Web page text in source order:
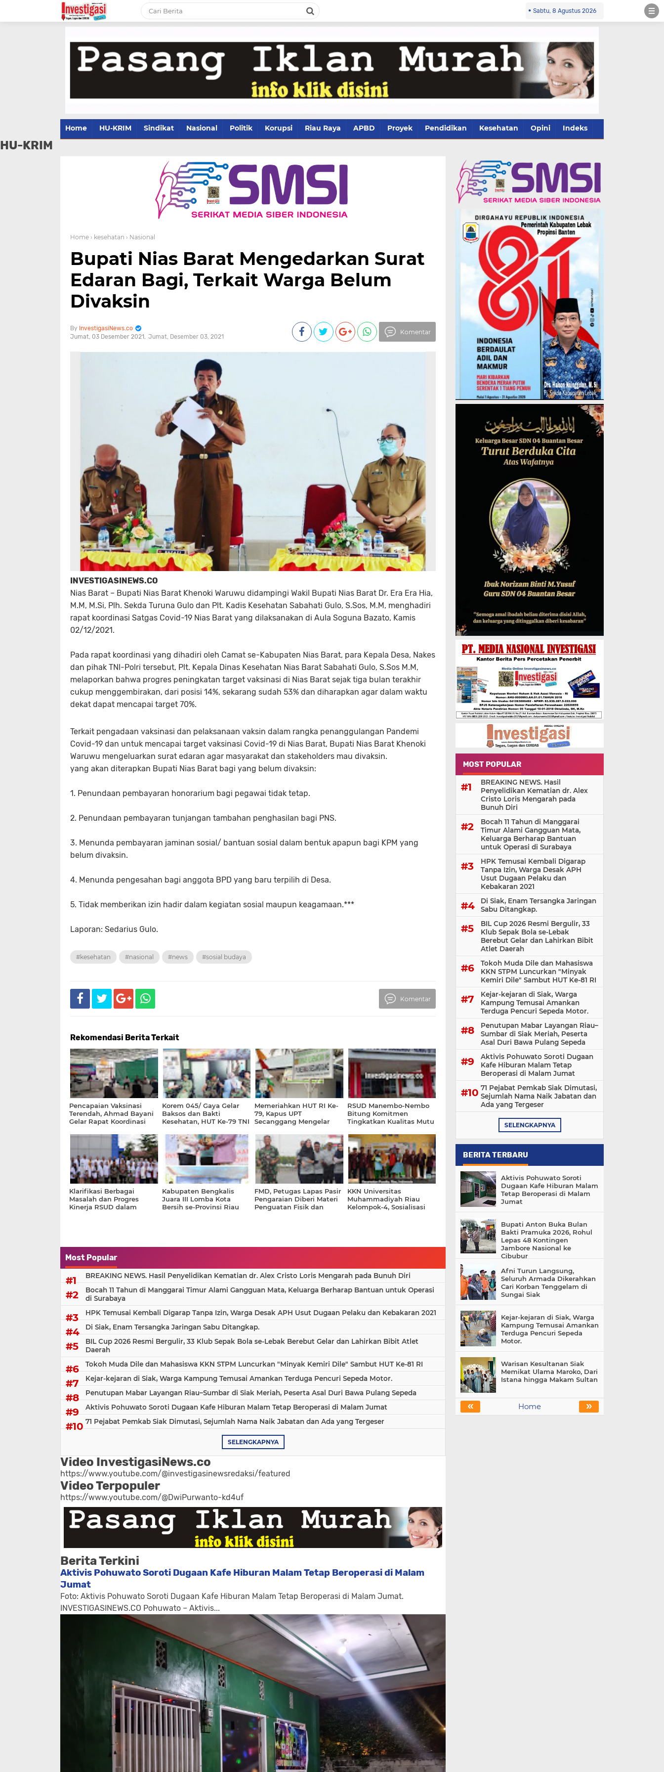
Sabtu, 8 Agustus 2026
Home HU-KRIM Sindikat Nasional Politik Korupsi Riau Raya APBD Proyek Pendidikan Kesehatan Opini Indeks
HU-KRIM
Home › kesehatan › Nasional
Bupati Nias Barat Mengedarkan Surat
Edaran Bagi, Terkait Warga Belum
Divaksin
InvestigasiNews.co
Jumat, 03 Desember 2021
Jumat, Desember 03, 2021
Komentar
INVESTIGASINEWS.CO
Nias Barat – Bupati Nias Barat Khenoki Waruwu didampingi Wakil Bupati Nias Barat Dr. Era Era Hia,
M.M, M.Si, Plh. Sekda Turuna Gulo dan Plt. Kadis Kesehatan Sabahati Gulo, S.Sos, M.M, menghadiri
rapat koordinasi Satgas Covid-19 Nias Barat yang dilaksanakan di Aula Soguna Bazato, Kamis
02/12/2021.
Pada rapat koordinasi yang dihadiri oleh Camat se-Kabupaten Nias Barat, para Kepala Desa, Nakes
dan pihak TNI-Polri tersebut, Plt. Kepala Dinas Kesehatan Nias Barat Sabahati Gulo, S.Sos M.M,
melaporkan bahwa progres peningkatan target vaksinasi di Nias Barat sejak tiga bulan terakhir
cukup menggembirakan, dari posisi 14%, sekarang sudah 53% dan diharapkan agar dalam waktu
dekat dapat mencapai target 70%.
Terkait pengadaan vaksinasi dan pelaksanaan vaksin dalam rangka penanggulangan Pandemi
Covid-19 dan untuk mencapai target vaksinasi Covid-19 di Nias Barat, Bupati Nias Barat Khenoki
Waruwu mengeluarkan surat edaran agar masyarakat dan stakeholders mau divaksin.
yang akan diterapkan Bupati Nias Barat bagi yang belum divaksin:
1. Penundaan pembayaran honorarium bagi pegawai tidak tetap.
2. Penundaan pembayaran tunjangan tambahan penghasilan bagi PNS.
3. Menunda pembayaran jaminan sosial/ bantuan sosial dalam bentuk apapun bagi KPM yang
belum divaksin.
4. Menunda pengesahan bagi anggota BPD yang baru terpilih di Desa.
5. Tidak memberikan izin hadir dalam kegiatan sosial maupun keagamaan.***
Laporan: Sedarius Gulo.
#kesehatan #nasional #news #sosial budaya
Komentar
Rekomendasi Berita Terkait
Pencapaian Vaksinasi
Terendah, Ahmad Bayani
Gelar Rapat Koordinasi
Korem 045/ Gaya Gelar
Baksos dan Bakti
Kesehatan, HUT Ke-79 TNI
Memeriahkan HUT RI Ke-
79, Kapus UPT
Secanggang Mengelar
Perlombaan
RSUD Manembo-Nembo
Bitung Komitmen
Tingkatkan Kualitas Mutu
Klarifikasi Berbagai
Masalah dan Progres
Kinerja RSUD dalam
Kabupaten Bengkalis
Juara III Lomba Kota
Bersih se-Provinsi Riau
FMD, Petugas Lapas Pasir
Pengaraian Diberi Materi
Penguatan Fisik dan
KKN Universitas
Muhammadiyah Riau
Kelompok-4, Sosialisasi
Most Popular
BREAKING NEWS. Hasil Penyelidikan Kematian dr. Alex Cristo Loris Mengarah pada Bunuh Diri
Bocah 11 Tahun di Manggarai Timur Alami Gangguan Mata, Keluarga Berharap Bantuan untuk Operasi
di Surabaya
HPK Temusai Kembali Digarap Tanpa Izin, Warga Desak APH Usut Dugaan Pelaku dan Kebakaran 2021
Di Siak, Enam Tersangka Jaringan Sabu Ditangkap.
BIL Cup 2026 Resmi Bergulir, 33 Klub Sepak Bola se-Lebak Berebut Gelar dan Lahirkan Bibit Atlet
Daerah
Tokoh Muda Dile dan Mahasiswa KKN STPM Luncurkan "Minyak Kemiri Dile" Sambut HUT Ke-81 RI
Kejar-kejaran di Siak, Warga Kampung Temusai Amankan Terduga Pencuri Sepeda Motor.
Penutupan Mabar Layangan Riau–Sumbar di Siak Meriah, Peserta Asal Duri Bawa Pulang Sepeda
Aktivis Pohuwato Soroti Dugaan Kafe Hiburan Malam Tetap Beroperasi di Malam Jumat
71 Pejabat Pemkab Siak Dimutasi, Sejumlah Nama Naik Jabatan dan Ada yang Tergeser
SELENGKAPNYA
Video InvestigasiNews.co
https://www.youtube.com/@investigasinewsredaksi/featured
Video Terpopuler
https://www.youtube.com/@DwiPurwanto-kd4uf
Berita Terkini
Aktivis Pohuwato Soroti Dugaan Kafe Hiburan Malam Tetap Beroperasi di Malam
Jumat
Foto: Aktivis Pohuwato Soroti Dugaan Kafe Hiburan Malam Tetap Beroperasi di Malam Jumat.
INVESTIGASINEWS.CO Pohuwato – Aktivis...
MOST POPULAR
BREAKING NEWS. Hasil
Penyelidikan Kematian dr. Alex
Cristo Loris Mengarah pada
Bunuh Diri
Bocah 11 Tahun di Manggarai
Timur Alami Gangguan Mata,
Keluarga Berharap Bantuan
untuk Operasi di Surabaya
HPK Temusai Kembali Digarap
Tanpa Izin, Warga Desak APH
Usut Dugaan Pelaku dan
Kebakaran 2021
Di Siak, Enam Tersangka Jaringan
Sabu Ditangkap.
BIL Cup 2026 Resmi Bergulir, 33
Klub Sepak Bola se-Lebak
Berebut Gelar dan Lahirkan Bibit
Atlet Daerah
Tokoh Muda Dile dan Mahasiswa
KKN STPM Luncurkan "Minyak
Kemiri Dile" Sambut HUT Ke-81 RI
Kejar-kejaran di Siak, Warga
Kampung Temusai Amankan
Terduga Pencuri Sepeda Motor.
Penutupan Mabar Layangan Riau–
Sumbar di Siak Meriah, Peserta
Asal Duri Bawa Pulang Sepeda
Aktivis Pohuwato Soroti Dugaan
Kafe Hiburan Malam Tetap
Beroperasi di Malam Jumat
71 Pejabat Pemkab Siak Dimutasi,
Sejumlah Nama Naik Jabatan dan
Ada yang Tergeser
SELENGKAPNYA
BERITA TERBARU
Aktivis Pohuwato Soroti
Dugaan Kafe Hiburan Malam
Tetap Beroperasi di Malam
Jumat
Bupati Anton Buka Bulan
Bakti Pramuka 2026, Rohul
Lepas 48 Kontingen
Jambore Nasional ke
Cibubur
Afni Turun Langsung,
Seluruh Armada Dikerahkan
Cari Korban Tenggelam di
Sungai Siak
Kejar-kejaran di Siak, Warga
Kampung Temusai Amankan
Terduga Pencuri Sepeda
Motor.
Warisan Kesultanan Siak
Memikat Ulama Maroko, Dari
Istana hingga Makam Sultan
« »
Home